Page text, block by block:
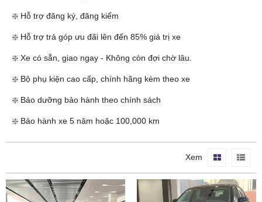
❇️ Hỗ trợ đăng ký, đăng kiểm
❇️ Hỗ trợ trả góp ưu đãi lên đến 85% giá trị xe
❇️ Xe có sẵn, giao ngay - Không còn đợi chờ lâu.
❇️ Bộ phụ kiện cao cấp, chính hãng kèm theo xe
❇️ Bảo dưỡng bảo hành theo chính sách
❇️ Bảo hành xe 5 năm hoặc 100,000 km
Xem